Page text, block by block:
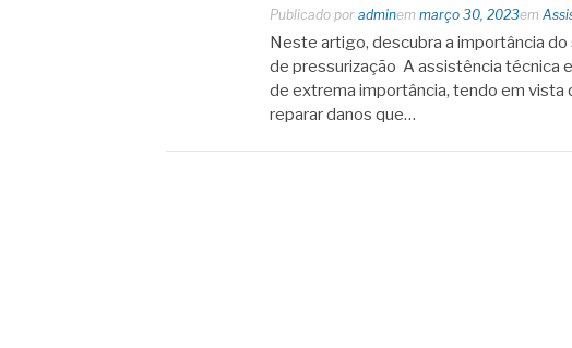
Publicado por adminem março 30, 2023em
Neste artigo, descubra a importância
de pressurização A assistência técnica
de extrema importância, tendo em vista
reparar danos que…